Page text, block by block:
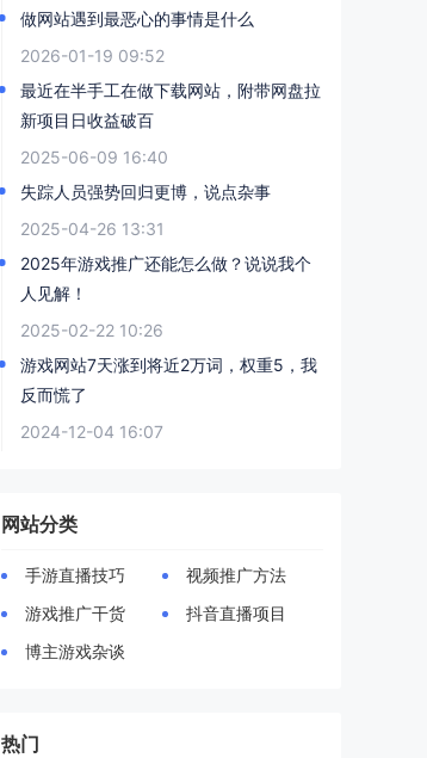
做网站遇到最恶心的事情是什么
2026-01-19 09:52
最近在半手工在做下载网站，附带网盘拉
新项目日收益破百
2025-06-09 16:40
失踪人员强势回归更博，说点杂事
2025-04-26 13:31
2025年游戏推广还能怎么做？说说我个
人见解！
2025-02-22 10:26
游戏网站7天涨到将近2万词，权重5，我
反而慌了
2024-12-04 16:07
网站分类
手游直播技巧
视频推广方法
游戏推广干货
抖音直播项目
博主游戏杂谈
热门